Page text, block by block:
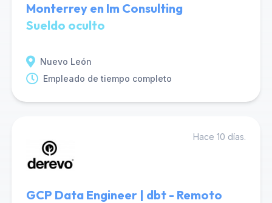
Monterrey en Im Consulting
Sueldo oculto
Nuevo León
Empleado de tiempo completo
Hace 10 días.
GCP Data Engineer | dbt - Remoto